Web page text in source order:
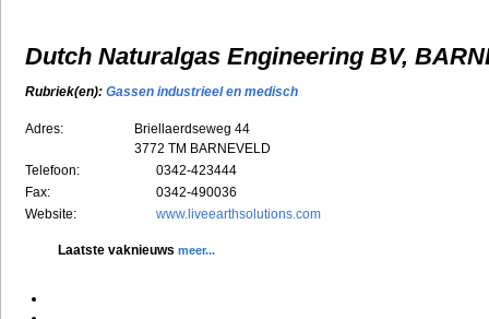
Dutch Naturalgas Engineering BV,
Rubriek(en): Gassen industrieel en medisch
Adres:
Briellaerdseweg 44
3772 TM BARNEVELD
Telefoon:
0342-423444
Fax:
0342-490036
Website:
www.liveearthsolutions.com
Laatste vaknieuws meer...